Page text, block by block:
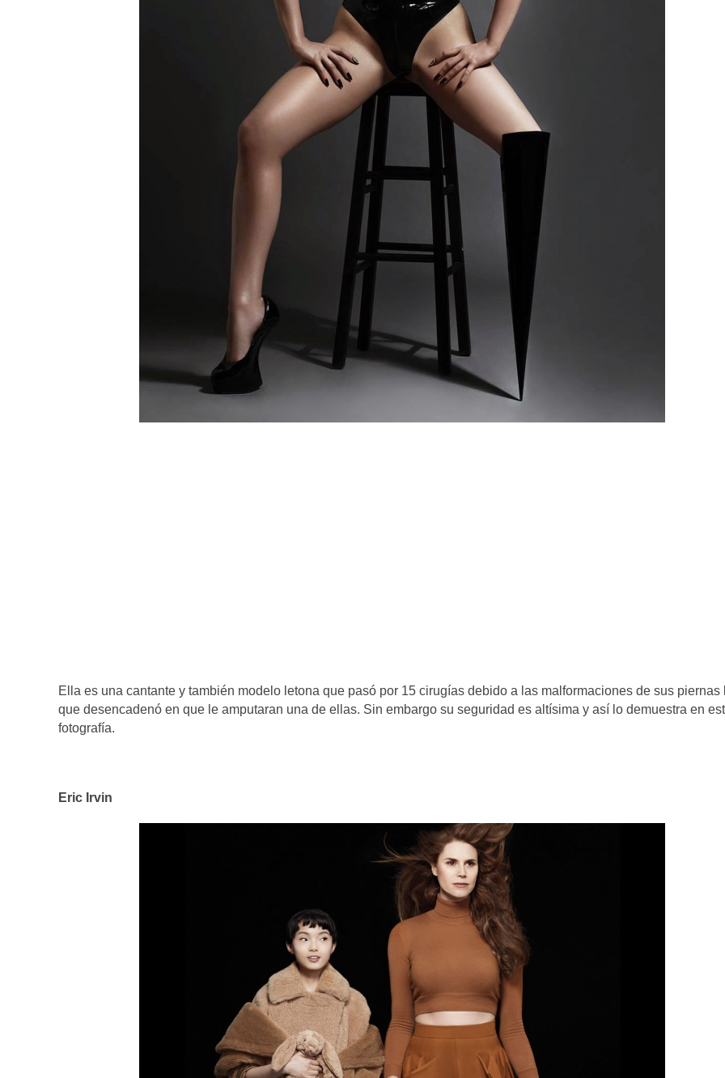
Ella es una cantante y también modelo letona que pasó por 15 cirugías debido a las malformaciones de sus piernas
que desencadenó en que le amputaran una de ellas. Sin embargo su seguridad es altísima y así lo demuestra en
fotografía.
Eric Irvin